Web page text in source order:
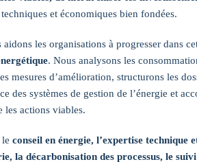
et économiques bien fondées.
les organisations à progresser dans
. Nous analysons les
mesures d’amélioration, structurons les
des systèmes de gestion de l’énergie et
les actions viables.
leconseil en énergie, l’expertise technique
la décarbonisation des processus, le